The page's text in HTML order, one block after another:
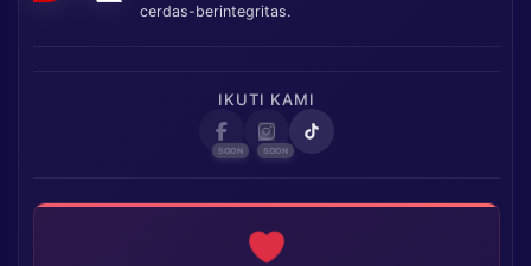
cerdas-berintegritas.
IKUTI KAMI